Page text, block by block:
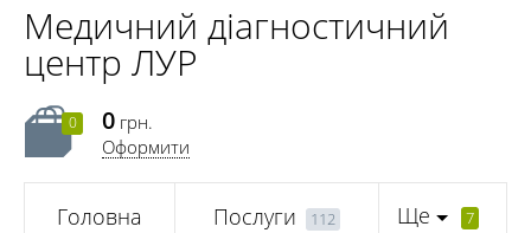
Медичний діагностичний
центр ЛУР
0 0 грн.
Оформити
Головна Послуги 112 Ще 7